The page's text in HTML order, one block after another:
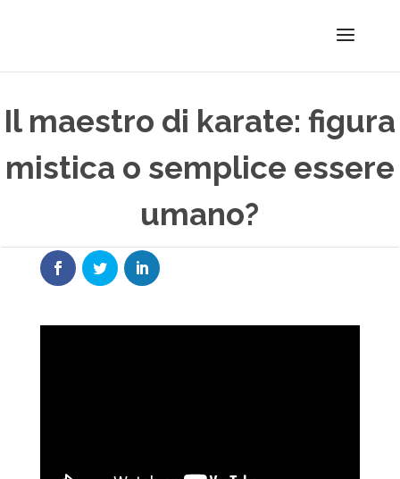
Il maestro di karate: figura
mistica o semplice essere
umano?